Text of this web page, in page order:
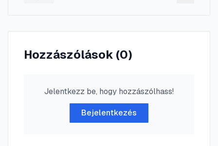
Hozzászólások (0)
Jelentkezz be, hogy hozzászólhass!
Bejelentkezés